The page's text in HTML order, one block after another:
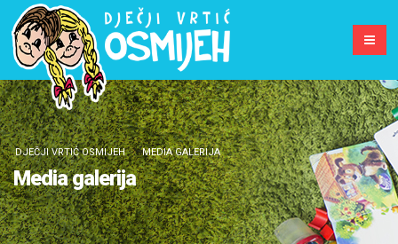
DJEČJI VRTIĆ OSMIJEH MEDIA GALERIJA
Media galerija